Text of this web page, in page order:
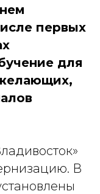
первых
для
В